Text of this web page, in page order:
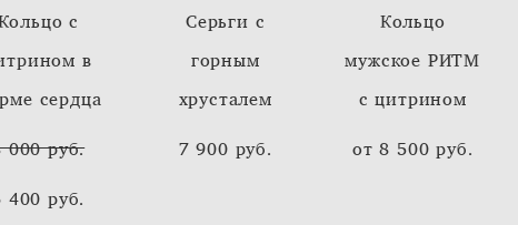
с
в
сердца
000 pуб.
400 pуб.
Серьги с
горным
хрусталем
7 900 pуб.
Кольцо
мужское РИТМ
с цитрином
от 8 500 pуб.